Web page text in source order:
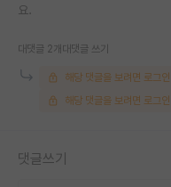
요.
대댓글 2개 대댓글 쓰기
해당 댓글을 보려면 로그
해당 댓글을 보려면 로그
댓글쓰기